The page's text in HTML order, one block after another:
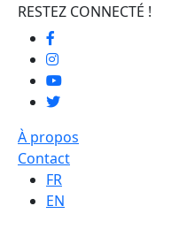
RESTEZ CONNECTÉ !
À propos
Contact
FR
EN